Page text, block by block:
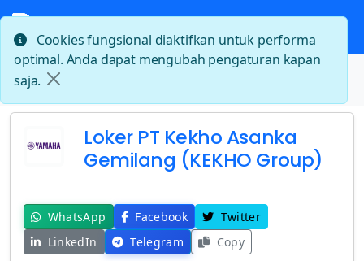
Beranda
Loker PT Kekho Asanka Gemilang (KEKHO Group)
Loker PT Kekho Asanka
Gemilang (KEKHO Group)
WhatsApp Facebook
Twitter
LinkedIn
Telegram Copy
Cookies fungsional diaktifkan untuk performa
optimal. Anda dapat mengubah pengaturan kapan
saja.